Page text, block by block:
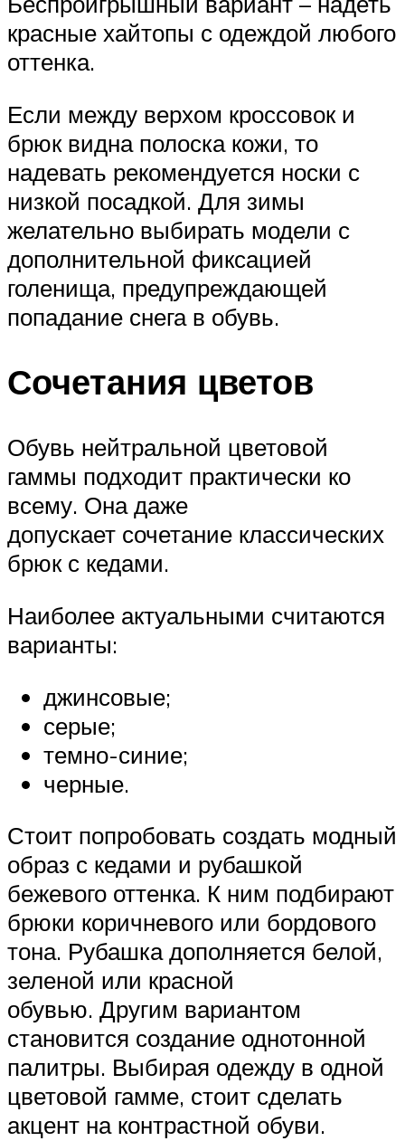
красные хайтопы с одеждой любого
оттенка.
Если между верхом кроссовок и
брюк видна полоска кожи, то
надевать рекомендуется носки с
низкой посадкой. Для зимы
желательно выбирать модели с
дополнительной фиксацией
голенища, предупреждающей
попадание снега в обувь.
Сочетания цветов
Обувь нейтральной цветовой
гаммы подходит практически ко
всему. Она даже
допускает сочетание классических
брюк с кедами.
Наиболее актуальными считаются
варианты:
джинсовые;
серые;
темно-синие;
черные.
Стоит попробовать создать модный
образ с кедами и рубашкой
бежевого оттенка. К ним подбирают
брюки коричневого или бордового
тона. Рубашка дополняется белой,
зеленой или красной
обувью. Другим вариантом
становится создание однотонной
палитры. Выбирая одежду в одной
цветовой гамме, стоит сделать
акцент на контрастной обуви.